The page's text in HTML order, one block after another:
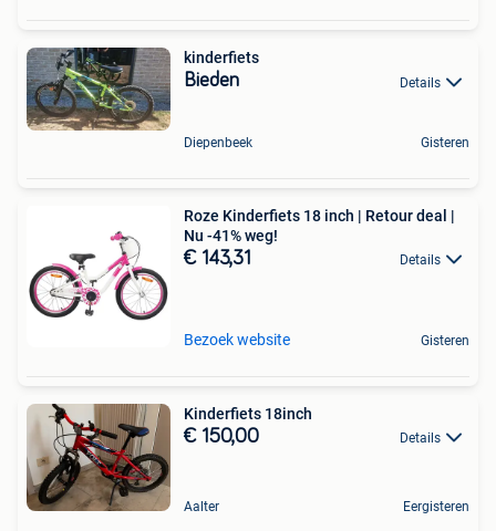
kinderfiets
Bieden Details
Diepenbeek Gisteren
Roze Kinderfiets 18 inch | Retour deal |
Nu -41% weg!
€ 143,31 Details
Bezoek website Gisteren
Kinderfiets 18inch
€ 150,00 Details
Aalter Eergisteren